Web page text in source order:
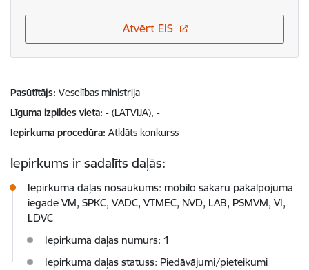
Atvērt EIS
Pasūtītājs Veselības ministrija
Līguma izpildes vieta - (LATVIJA), -
Iepirkuma procedūra Atklāts konkurss
Iepirkums ir sadalīts daļās:
Iepirkuma daļas nosaukums: mobilo sakaru pakalpojuma
iegāde VM, SPKC, VADC, VTMEC, NVD, LAB, PSMVM, VI,
LDVC
Iepirkuma daļas numurs: 1
Iepirkuma daļas statuss: Piedāvājumi/pieteikumi